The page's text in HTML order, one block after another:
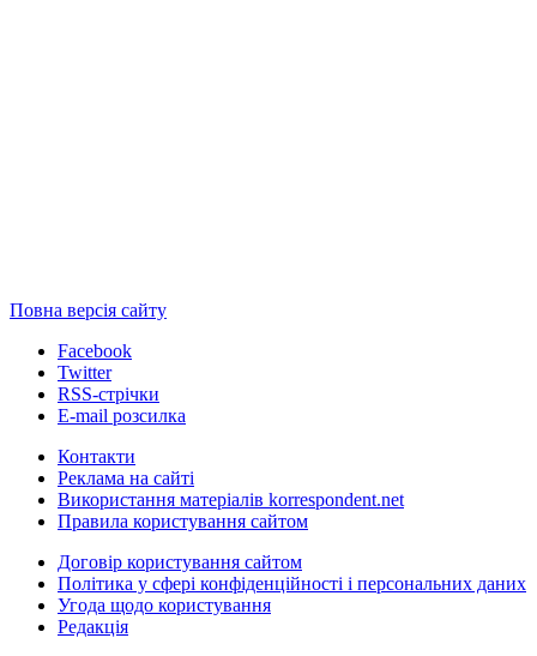
Повна версія сайту
Facebook
Twitter
RSS-стрічки
E-mail розсилка
Контакти
Реклама на сайті
Використання матеріалів korrespondent.net
Правила користування сайтом
Договір користування сайтом
Політика у сфері конфіденційності і персональних даних
Угода щодо користування
Редакція